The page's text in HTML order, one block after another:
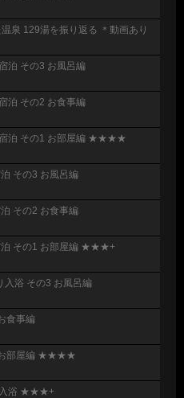
泉 129湯を振り返る ＊動画あり
泊 その3 お風呂編
泊 その2 お食事編
宿泊 その1 お部屋編 ★★★★
その3 お風呂編
その2 お食事編
泊 その1 お部屋編 ★★★+
入浴 その3 お風呂編
食事編
お部屋編 ★★★★
入浴 ★★★+